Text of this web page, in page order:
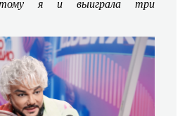
я и выиграла три